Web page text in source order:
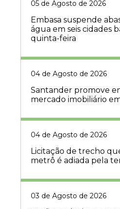
05 de Agosto de 2026
Embasa suspende
água em seis cidades
quinta-feira
04 de Agosto de 2026
Santander promove
mercado imobiliário
04 de Agosto de 2026
Licitação de trecho
metrô é adiada pela
03 de Agosto de 2026